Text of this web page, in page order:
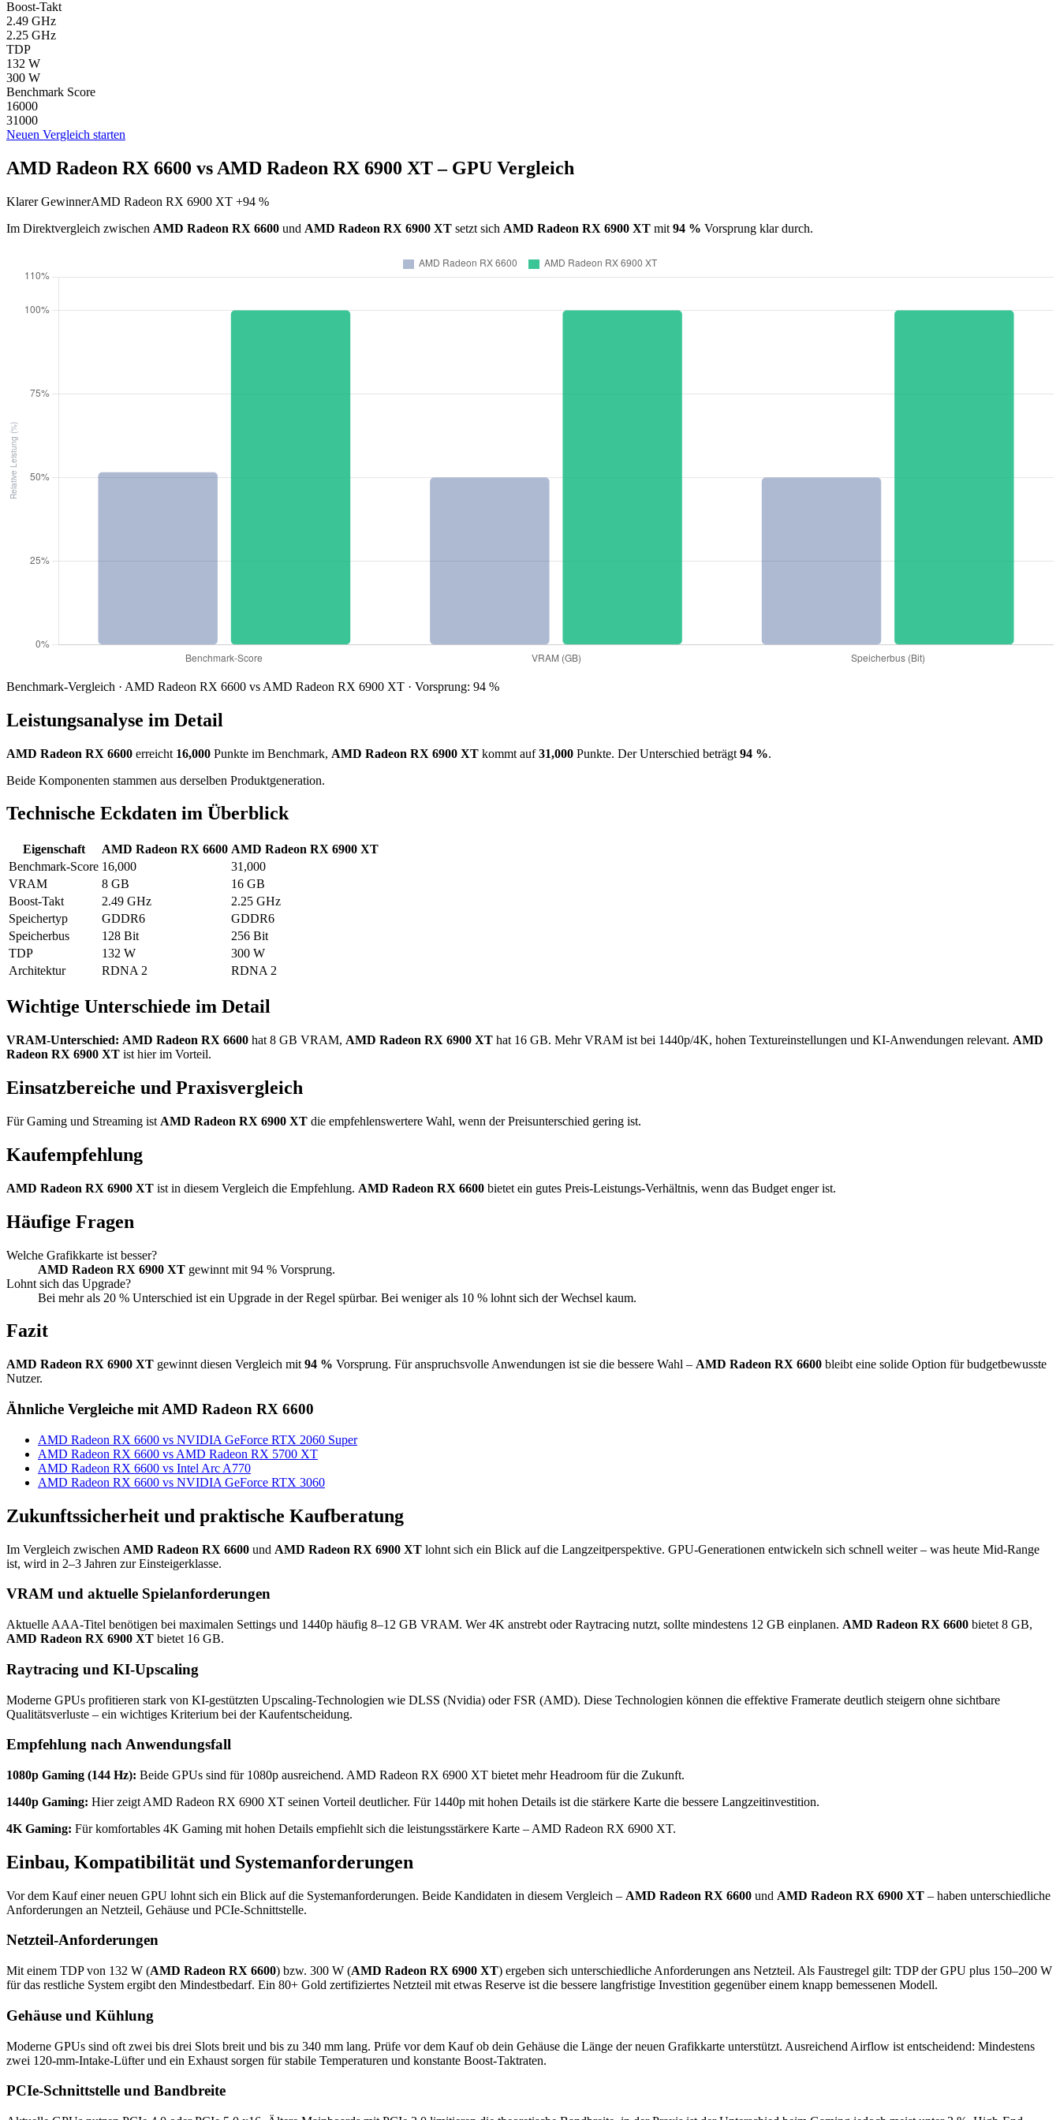
Boost-Takt
2.49 GHz
2.25 GHz
TDP
132 W
300 W
Benchmark Score
16000
31000
Neuen Vergleich starten
AMD Radeon RX 6600 vs AMD Radeon RX 6900 XT – GPU Vergleich
Klarer GewinnerAMD Radeon RX 6900 XT +94 %
Im Direktvergleich zwischen AMD Radeon RX 6600 und AMD Radeon RX 6900 XT setzt sich AMD Radeon RX 6900 XT mit 94 % Vorsprung klar durch.
Benchmark-Vergleich · AMD Radeon RX 6600 vs AMD Radeon RX 6900 XT · Vorsprung: 94 %
Leistungsanalyse im Detail
AMD Radeon RX 6600 erreicht 16,000 Punkte im Benchmark, AMD Radeon RX 6900 XT kommt auf31,000 Punkte. Der Unterschied beträgt 94 %.
Beide Komponenten stammen aus derselben Produktgeneration.
Technische Eckdaten im Überblick
Eigenschaft AMD Radeon RX 6600 AMD Radeon RX 6900 XT
Benchmark-Score 16,000
31,000
VRAM
8 GB
16 GB
Boost-Takt
2.49 GHz
2.25 GHz
Speichertyp
GDDR6
GDDR6
Speicherbus
128 Bit
256 Bit
TDP
132 W
300 W
Architektur
RDNA 2 RDNA 2
Wichtige Unterschiede im Detail
VRAM-Unterschied: AMD Radeon RX 6600 hat 8 GB VRAM, AMD Radeon RX 6900 XT hat 16 GB. Mehr VRAM ist bei 1440p/4K, hohen Textureinstellungen und KI-Anwendungen relevant. AMD
Radeon RX 6900 XT ist hier im Vorteil.
Einsatzbereiche und Praxisvergleich
Für Gaming und Streaming ist AMD Radeon RX 6900 XT die empfehlenswertere Wahl, wenn der Preisunterschied gering ist.
Kaufempfehlung
AMD Radeon RX 6900 XT ist in diesem Vergleich die Empfehlung. AMD Radeon RX 6600 bietet ein gutes Preis-Leistungs-Verhältnis, wenn das Budget enger ist.
Häufige Fragen
Welche Grafikkarte ist besser?
AMD Radeon RX 6900 XT gewinnt mit 94 % Vorsprung.
Lohnt sich das Upgrade?
Bei mehr als 20 % Unterschied ist ein Upgrade in der Regel spürbar. Bei weniger als 10 % lohnt sich der Wechsel kaum.
Fazit
AMD Radeon RX 6900 XT gewinnt diesen Vergleich mit 94 % Vorsprung. Für anspruchsvolle Anwendungen ist sie die bessere Wahl – AMD Radeon RX 6600 bleibt eine solide Option für budgetbewusste
Nutzer.
Ähnliche Vergleiche mit AMD Radeon RX 6600
AMD Radeon RX 6600 vs NVIDIA GeForce RTX 2060 Super
AMD Radeon RX 6600 vs AMD Radeon RX 5700 XT
AMD Radeon RX 6600 vs Intel Arc A770
AMD Radeon RX 6600 vs NVIDIA GeForce RTX 3060
Zukunftssicherheit und praktische Kaufberatung
Im Vergleich zwischen AMD Radeon RX 6600 und AMD Radeon RX 6900 XT lohnt sich ein Blick auf die Langzeitperspektive. GPU-Generationen entwickeln sich schnell weiter – was heute Mid-Range
ist, wird in 2–3 Jahren zur Einsteigerklasse.
VRAM und aktuelle Spielanforderungen
Aktuelle AAA-Titel benötigen bei maximalen Settings und 1440p häufig 8–12 GB VRAM. Wer 4K anstrebt oder Raytracing nutzt, sollte mindestens 12 GB einplanen. AMD Radeon RX 6600 bietet 8 GB,
AMD Radeon RX 6900 XT bietet 16 GB.
Raytracing und KI-Upscaling
Moderne GPUs profitieren stark von KI-gestützten Upscaling-Technologien wie DLSS (Nvidia) oder FSR (AMD). Diese Technologien können die effektive Framerate deutlich steigern ohne sichtbare
Qualitätsverluste – ein wichtiges Kriterium bei der Kaufentscheidung.
Empfehlung nach Anwendungsfall
1080p Gaming (144 Hz): Beide GPUs sind für 1080p ausreichend. AMD Radeon RX 6900 XT bietet mehr Headroom für die Zukunft.
1440p Gaming: Hier zeigt AMD Radeon RX 6900 XT seinen Vorteil deutlicher. Für 1440p mit hohen Details ist die stärkere Karte die bessere Langzeitinvestition.
4K Gaming: Für komfortables 4K Gaming mit hohen Details empfiehlt sich die leistungsstärkere Karte – AMD Radeon RX 6900 XT.
Einbau, Kompatibilität und Systemanforderungen
Vor dem Kauf einer neuen GPU lohnt sich ein Blick auf die Systemanforderungen. Beide Kandidaten in diesem Vergleich – AMD Radeon RX 6600 und AMD Radeon RX 6900 XT – haben unterschiedliche
Anforderungen an Netzteil, Gehäuse und PCIe-Schnittstelle.
Netzteil-Anforderungen
Mit einem TDP von 132 W (AMD Radeon RX 6600) bzw. 300 W (AMD Radeon RX 6900 XT) ergeben sich unterschiedliche Anforderungen ans Netzteil. Als Faustregel gilt: TDP der GPU plus 150–200 W
für das restliche System ergibt den Mindestbedarf. Ein 80+ Gold zertifiziertes Netzteil mit etwas Reserve ist die bessere langfristige Investition gegenüber einem knapp bemessenen Modell.
Gehäuse und Kühlung
Moderne GPUs sind oft zwei bis drei Slots breit und bis zu 340 mm lang. Prüfe vor dem Kauf ob dein Gehäuse die Länge der neuen Grafikkarte unterstützt. Ausreichend Airflow ist entscheidend: Mindestens
zwei 120-mm-Intake-Lüfter und ein Exhaust sorgen für stabile Temperaturen und konstante Boost-Taktraten.
PCIe-Schnittstelle und Bandbreite